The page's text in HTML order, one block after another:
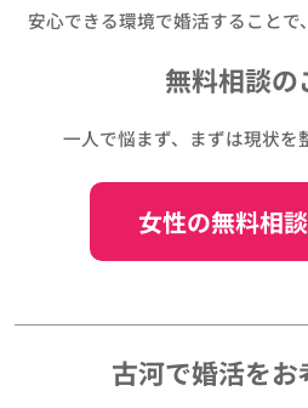
安心できる環境で婚活することで
無料相談の
一人で悩まず、まずは現状を
女性の無料相
古河で婚活をお